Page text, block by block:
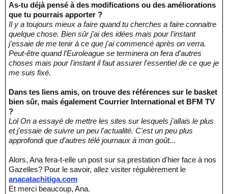
As-tu déjà pensé à des modifications ou des améliorations
que tu pourrais apporter ?
Il y a toujours mieux a faire quand tu cherches a faire connaitre
quelque chose. Bien sûr j'ai des idées mais pour l'instant
j'essaie de me tenir à ce que j'ai commencé après on verra.
Peut-être quand l'Euroleague se terminera on fera d'autres
choses mais pour l'instant il faut assurer l'essentiel de ce que je
me suis fixé.
Dans tes liens amis, on trouve des références sur le basket
bien sûr, mais également Courrier International et BFM TV
?
Lol On a essayé de mettre les sites sur lesquels j'allais le plus
et j'essaie de suivre un peu l'actualité. C'est un peu plus
approfondi que d'autres télé journaux à mon goût...
Alors, Ana fera-t-elle un post sur sa prestation d'hier face à nos
Gazelles? Pour le savoir, allez visiter régulièrement le
anacatachitiga.com
Et merci beaucoup, Ana.